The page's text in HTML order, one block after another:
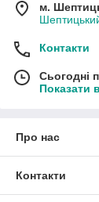
м.
Контакти
Сьогодні
Показати
Про нас
Контакти